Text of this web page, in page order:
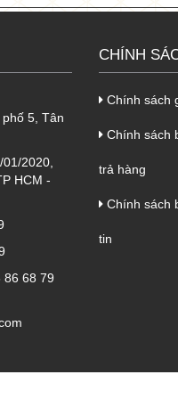
hiệu trên thì
là vải thủy tinh
nhiệt độ từ -70
o
C
sợi siêu bền,
là Rockwool
Dragon
so với bên ngoài
từ 80 đến 120 kg/
là lớp tôn
5, Tân
2020,
HCM -
86 68 79
CHÍNH
Chính sách
Chính sách
trả hàng
Chính sách
tin